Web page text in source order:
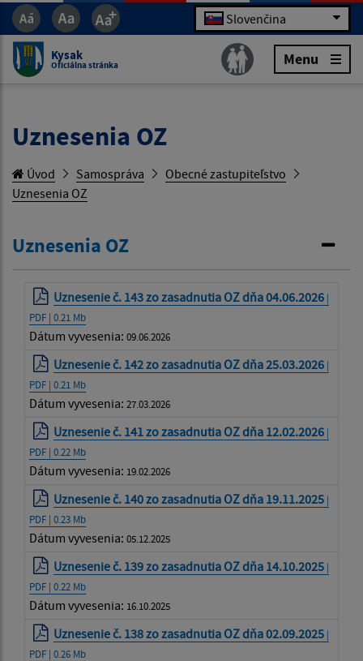
Slovenčina
Kysak
Oficiálna stránka Menu
Uznesenia OZ
Úvod Samospráva
Obecné zastupiteľstvo
Uznesenia OZ
Uznesenia OZ
Uznesenie č. 143 zo zasadnutia OZ dňa 04.06.2026 |
PDF | 0.21 Mb
Dátum vyvesenia: 09.06.2026
Uznesenie č. 142 zo zasadnutia OZ dňa 25.03.2026 |
PDF | 0.21 Mb
Dátum vyvesenia: 27.03.2026
Uznesenie č. 141 zo zasadnutia OZ dňa 12.02.2026 |
PDF | 0.22 Mb
Dátum vyvesenia: 19.02.2026
Uznesenie č. 140 zo zasadnutia OZ dňa 19.11.2025 |
PDF | 0.23 Mb
Dátum vyvesenia: 05.12.2025
Uznesenie č. 139 zo zasadnutia OZ dňa 14.10.2025 |
PDF | 0.22 Mb
Dátum vyvesenia: 16.10.2025
Uznesenie č. 138 zo zasadnutia OZ dňa 02.09.2025 |
PDF | 0.26 Mb